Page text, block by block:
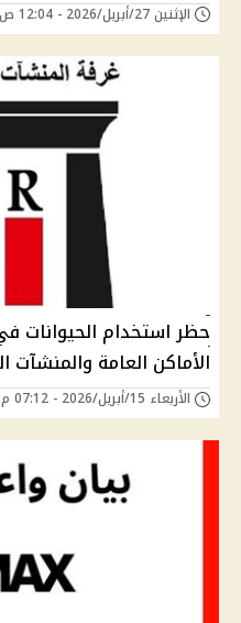
الإثنين 27/أبريل/2026 - 12:04 ص
حظر استخدام الحيوانات
الأماكن العامة والمنشآت
الأربعاء 15/أبريل/2026 - 07:12 م